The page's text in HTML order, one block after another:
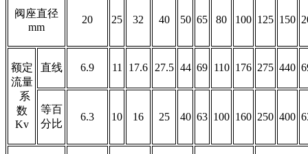
阀座直径
mm
20 25 32 40 50 65 80 100 125 150
额定
流量
系
数
Kv
直线 6.9 11 17.6 27.5 44 69 110 176 275 440
等百
分比
6.3 10 16 25 40 63 100 160 250 400